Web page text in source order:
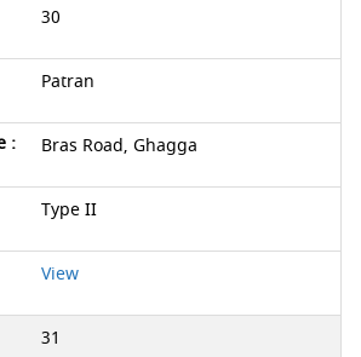
30
Patran
Bras Road, Ghagga
Type II
View
31